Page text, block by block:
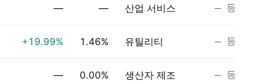
— — 산업 서비스 등급
+19.99% 1.46% 유틸리티 등급
— 0.00% 생산자 제조 등급